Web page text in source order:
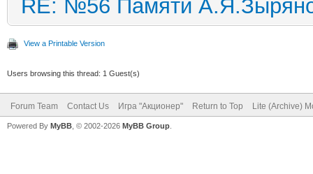
RE: №56 Памяти
View a Printable Version
Users browsing this thread: 1 Guest(s)
Forum Team Contact Us Игра "Акционер" Return to Top Lite (Archive)
Powered By MyBB , © 2002-2026 MyBB Group